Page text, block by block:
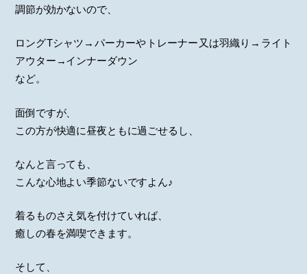
調節が効かないので、
ロングTシャツ→パーカーやトレーナー又は羽織り→ライト
アウター→インナーダウン
など。
面倒ですが、
この方が快適に昼夜ともに過ごせるし、
なんと言っても、
こんな心地よい季節ないですよん♪
着るものさえ気を付けていれば、
癒しの春を満喫できます。
そして、